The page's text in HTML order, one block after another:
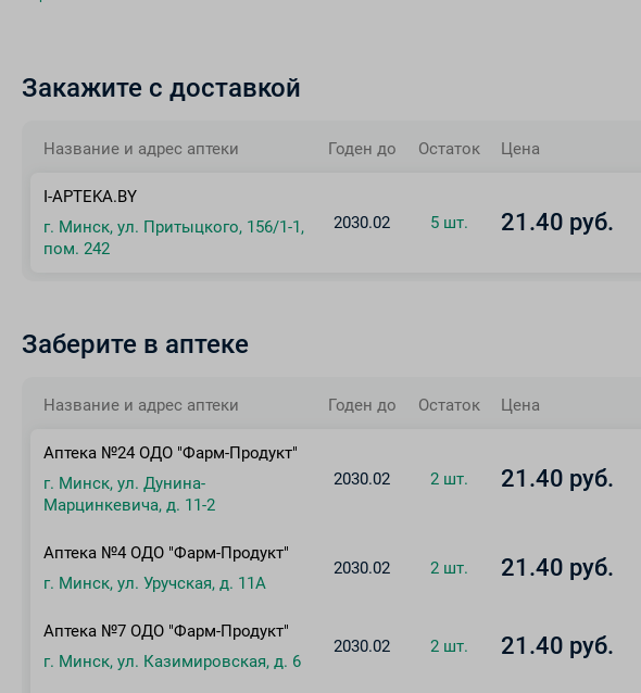
Закажите с доставкой
Название и адрес аптеки Годен до Остаток Цена
I-APTEKA.BY
г. Минск, ул. Притыцкого, 156/1-1,
пом. 242
2030.02 5 шт. 21.40 руб.
Заберите в аптеке
Название и адрес аптеки Годен до Остаток Цена
Аптека №24 ОДО "Фарм-Продукт"
г. Минск, ул. Дунина-
Марцинкевича, д. 11-2
2030.02 2 шт. 21.40 руб.
Аптека №4 ОДО "Фарм-Продукт"
г. Минск, ул. Уручская, д. 11А
2030.02 2 шт. 21.40 руб.
Аптека №7 ОДО "Фарм-Продукт"
г. Минск, ул. Казимировская, д. 6
2030.02 2 шт. 21.40 руб.